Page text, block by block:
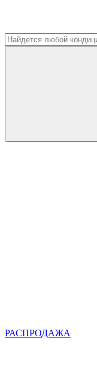
РАСПРОДАЖА